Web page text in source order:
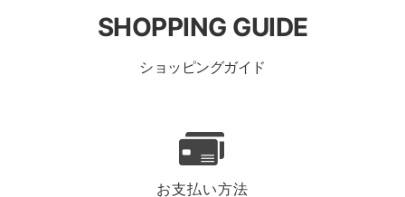
SHOPPING GUIDE
ショッピングガイド
お支払い方法